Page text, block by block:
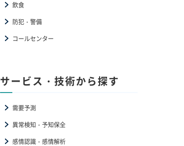
飲食
防犯・警備
コールセンター
サービス・技術から探す
需要予測
異常検知・予知保全
感情認識・感情解析